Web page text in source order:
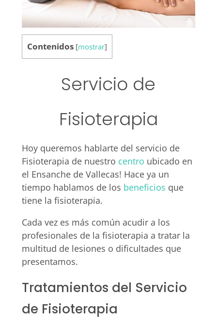
Contenidos [mostrar]
Servicio de
Fisioterapia
Hoy queremos hablarte del servicio de
Fisioterapia de nuestro centro ubicado en
el Ensanche de Vallecas! Hace ya un
tiempo hablamos de los beneficios que
tiene la fisioterapia.
Cada vez es más común acudir a los
profesionales de la fisioterapia a tratar la
multitud de lesiones o dificultades que
presentamos.
Tratamientos del Servicio
de Fisioterapia